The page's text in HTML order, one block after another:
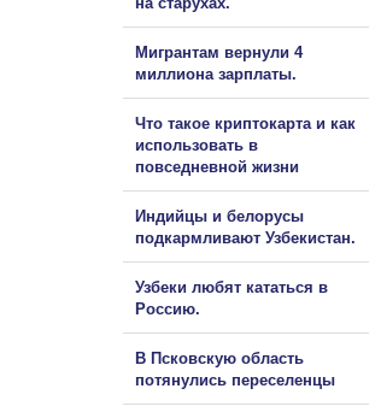
Мигрантам вернули 4
миллиона зарплаты.
Что такое криптокарта и как
использовать в
повседневной жизни
Индийцы и белорусы
подкармливают Узбекистан.
Узбеки любят кататься в
Россию.
В Псковскую область
потянулись переселенцы